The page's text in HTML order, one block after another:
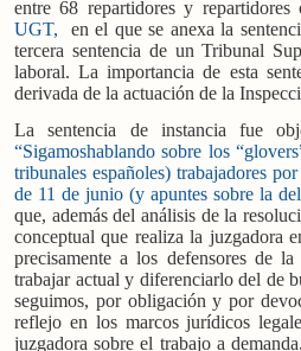
entre 68 repartidores y
UGT,
en el que se anexa la
tercera sentencia de un Tribunal
laboral. La importancia de esta
derivada de la actuación de la
La sentencia de instancia fue
“Sigamoshablando sobre los
tribunales españoles) trabajadores
de 11 de junio (y apuntes sobre la
que, además del análisis de la
conceptual que realiza la juzgadora
precisamente a los defensores de
trabajar actual y diferenciarlo del de
seguimos, por obligación y por
reflejo en los marcos jurídicos
juzgadora sobre el trabajo a